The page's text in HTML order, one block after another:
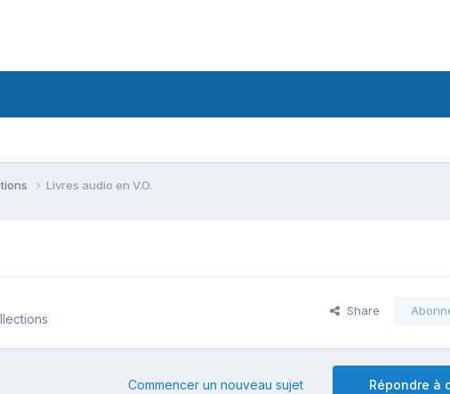
Livres audio en V.O.
Share
Répondre à
Commencer un nouveau sujet